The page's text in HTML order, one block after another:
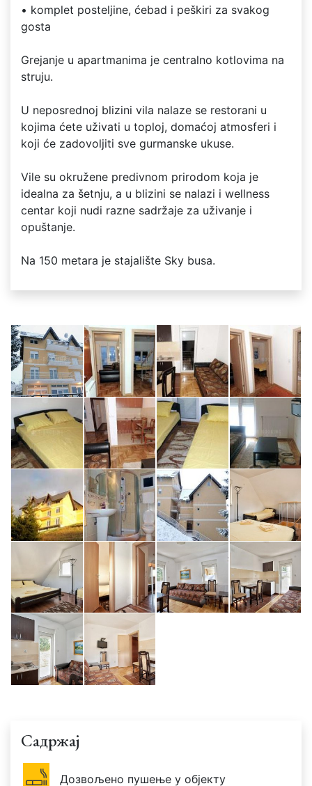
• komplet posteljine, ćebad i peškiri za svakog
gosta
Grejanje u apartmanima je centralno kotlovima na
struju.
U neposrednoj blizini vila nalaze se restorani u
kojima ćete uživati u toploj, domaćoj atmosferi i
koji će zadovoljiti sve gurmanske ukuse.
Vile su okružene predivnom prirodom koja je
idealna za šetnju, a u blizini se nalazi i wellness
centar koji nudi razne sadržaje za uživanje i
opuštanje.
Na 150 metara je stajalište Sky busa.
Садржај
Дозвољено пушење у објекту